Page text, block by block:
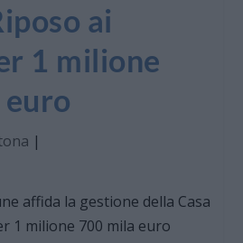
ai
1 milione
|